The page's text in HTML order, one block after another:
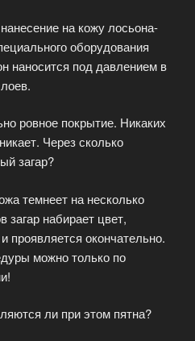
на кожу лосьона-
оборудования
наносится под давлением в
ровное покрытие. Никаких
Через сколько
загар?
темнеет на несколько
загар набирает цвет,
проявляется окончательно.
можно только по
ли при этом пятна?